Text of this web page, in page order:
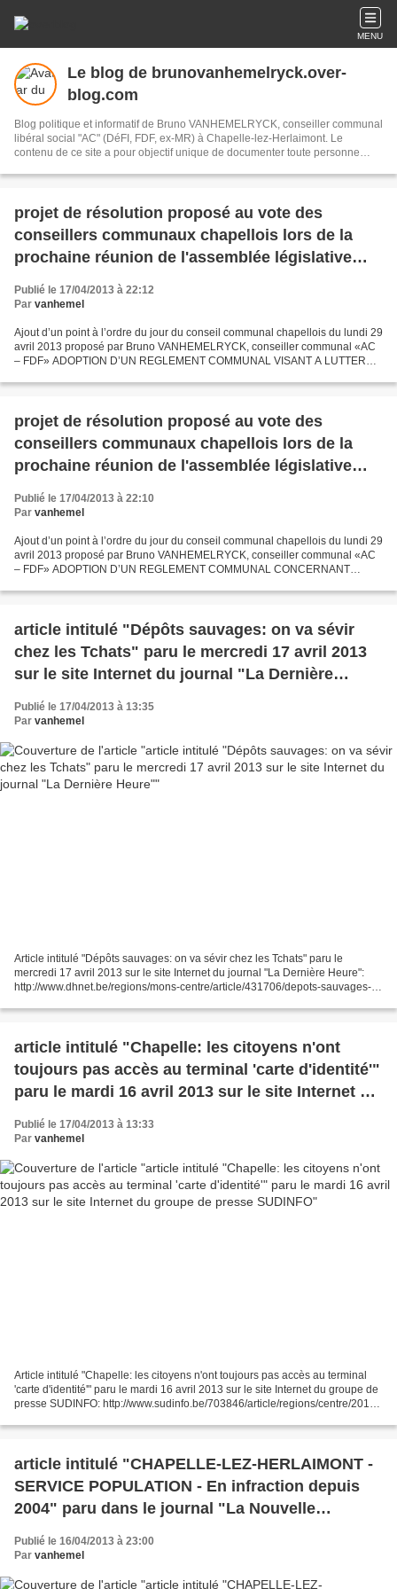
MENU
Le blog de brunovanhemelryck.over-
blog.com
Blog politique et informatif de Bruno VANHEMELRYCK, conseiller communal
libéral social "AC" (DéFI, FDF, ex-MR) à Chapelle-lez-Herlaimont. Le
contenu de ce site a pour objectif unique de documenter toute personne
et doit être utilisé uniquement à cette fin. Je ne peux, en aucun cas, être tenu
disponibles à partir de ce site.
projet de résolution proposé au vote des
conseillers communaux chapellois lors de la
prochaine réunion de l'assemblée législative
locale fixée au 29.04.2013
Publié le 17/04/2013 à 22:12
Par vanhemel
Ajout d’un point à l’ordre du jour du conseil communal chapellois du lundi 29
avril 2013 proposé par Bruno VANHEMELRYCK, conseiller communal «AC
– FDF» ADOPTION D’UN REGLEMENT COMMUNAL VISANT A LUTTER
projet de résolution proposé au vote des
conseillers communaux chapellois lors de la
prochaine réunion de l'assemblée législative
locale fixée au 29.04.2013
Publié le 17/04/2013 à 22:10
Par vanhemel
Ajout d’un point à l’ordre du jour du conseil communal chapellois du lundi 29
avril 2013 proposé par Bruno VANHEMELRYCK, conseiller communal «AC
– FDF» ADOPTION D’UN REGLEMENT COMMUNAL CONCERNANT
article intitulé "Dépôts sauvages: on va sévir
chez les Tchats" paru le mercredi 17 avril 2013
sur le site Internet du journal "La Dernière
Heure"
Publié le 17/04/2013 à 13:35
Par vanhemel
Article intitulé "Dépôts sauvages: on va sévir chez les Tchats" paru le
mercredi 17 avril 2013 sur le site Internet du journal "La Dernière Heure":
http://www.dhnet.be/regions/mons-centre/article/431706/depots-sauvages-
article intitulé "Chapelle: les citoyens n'ont
toujours pas accès au terminal 'carte d'identité'"
paru le mardi 16 avril 2013 sur le site Internet du
Publié le 17/04/2013 à 13:33
Par vanhemel
Article intitulé "Chapelle: les citoyens n'ont toujours pas accès au terminal
'carte d'identité'" paru le mardi 16 avril 2013 sur le site Internet du groupe de
presse SUDINFO: http://www.sudinfo.be/703846/article/regions/centre/2013-
identite...
article intitulé "CHAPELLE-LEZ-HERLAIMONT -
SERVICE POPULATION - En infraction depuis
2004" paru dans le journal "La Nouvelle
Gazette" (édition du Centre) du 16.04.2013
Publié le 16/04/2013 à 23:00
Par vanhemel